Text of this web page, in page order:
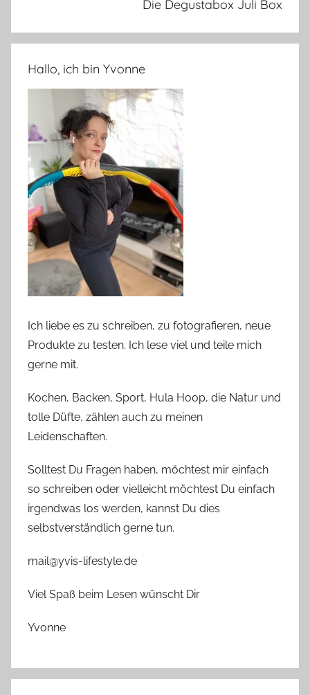
Die Degustabox Juli Box
Hallo, ich bin Yvonne
Ich liebe es zu schreiben, zu fotografieren, neue
Produkte zu testen. Ich lese viel und teile mich
gerne mit.
Kochen, Backen, Sport, Hula Hoop, die Natur und
tolle Düfte, zählen auch zu meinen
Leidenschaften.
Solltest Du Fragen haben, möchtest mir einfach
so schreiben oder vielleicht möchtest Du einfach
irgendwas los werden, kannst Du dies
selbstverständlich gerne tun.
mail@yvis-lifestyle.de
Viel Spaß beim Lesen wünscht Dir
Yvonne